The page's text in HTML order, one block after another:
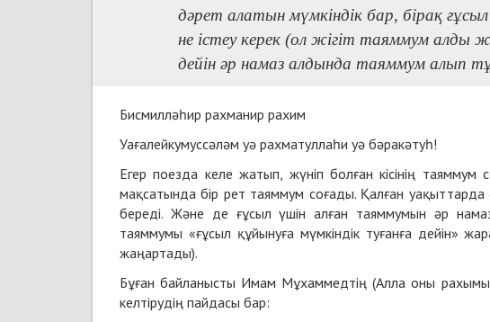
дәрет алатын мүмкіндік бар, бірақ
не істеу керек (ол жігіт таяммум алды
дейін әр намаз алдында таяммум алып
Бисмилләһир рахманир рахим
Уағалейкумуссәләм уә рахматуллаһи уә бәракәтуһ!
Егер поезда келе жатып, жүніп болған кісінің таяммум
мақсатында бір рет таяммум соғады. Қалған
береді. Және де ғұсыл үшін алған таяммумын әр
таяммумы «ғұсыл құйынуға мүмкіндік туғанға дейін»
жаңартады).
Бұған байланысты Имам Мұхаммедтің (Алла оны
келтірудің пайдасы бар: